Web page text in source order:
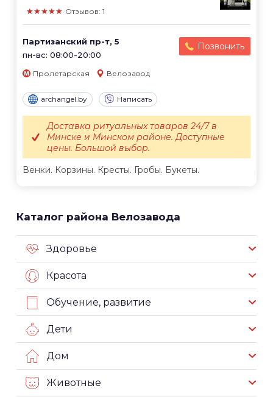
★★★★★ Отзывов: 1
Партизанский пр-т, 5
пн-вс: 08:00-20:00
Позвонить
Пролетарская Велозавод
archangel.by Написать
Венки. Корзины. Кресты. Гробы. Букеты.
Доставка ритуальных товаров 24/7 в
Минске и Минском районе. Доступные
цены. Большой выбор.
Каталог района Велозавода
Здоровье
Красота
Обучение, развитие
Дети
Дом
Животные